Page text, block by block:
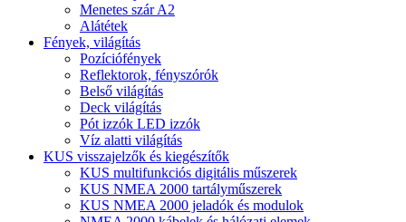
Menetes szár A2
Alátétek
Fények, világítás
Pozíciófények
Reflektorok, fényszórók
Belső világítás
Deck világítás
Pót izzók LED izzók
Víz alatti világítás
KUS visszajelzők és kiegészítők
KUS multifunkciós digitális műszerek
KUS NMEA 2000 tartályműszerek
KUS NMEA 2000 jeladók és modulok